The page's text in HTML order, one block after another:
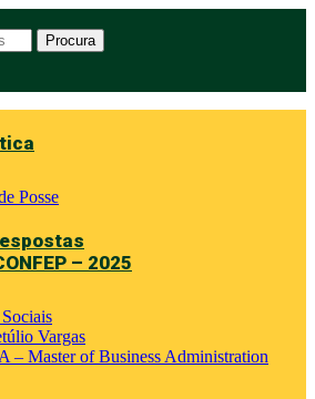
Procura
Posse
– 2025
Vargas
– Master of Business Administration